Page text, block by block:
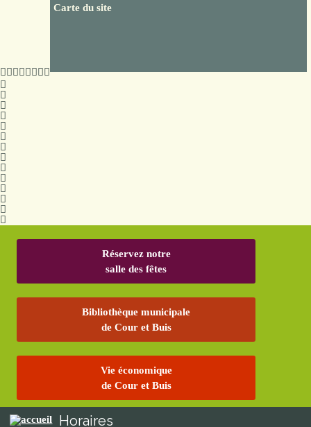
Carte du site
Réservez notre
salle des fêtes
Bibliothèque municipale
de Cour et Buis
Vie économique
de Cour et Buis
Horaires